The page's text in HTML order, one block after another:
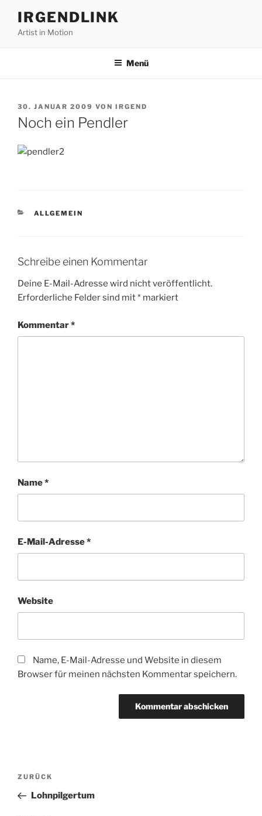
Inhalt
springen
IRGENDLINK
Artist in Motion
Menü
VERÖFFENTLICHT
AM
30. JANUAR 2009 VON IRGEND
Noch ein Pendler
KATEGORIEN
ALLGEMEIN
Schreibe einen Kommentar
Deine E-Mail-Adresse wird nicht veröffentlicht.
Erforderliche Felder sind mit* markiert
Kommentar*
Name*
E-Mail-Adresse*
Website
Name, E-Mail-Adresse und Website in diesem
Browser für meinen nächsten Kommentar speichern.
Beitragsnavigation
Vorheriger
Beitrag
ZURÜCK
Lohnpilgertum